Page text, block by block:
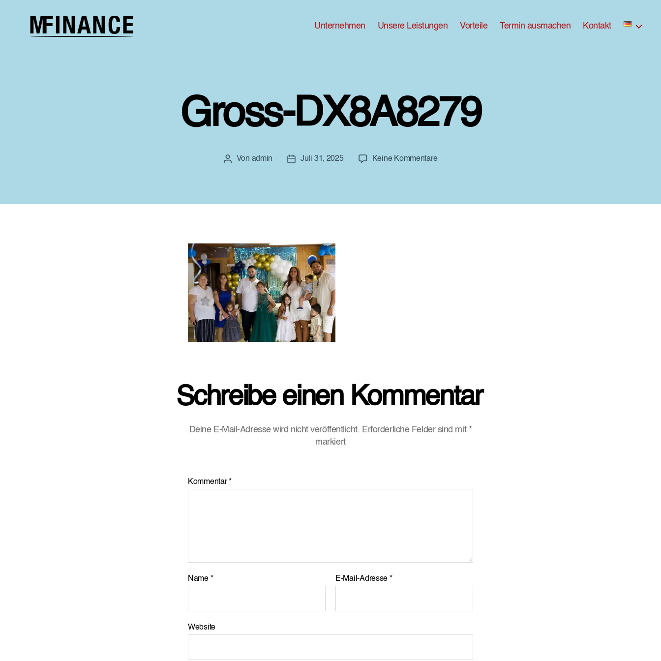
Unternehmen Unsere Leistungen Vorteile Termin ausmachen Kontakt
Gross-DX8A8279
Beitragsautor
Von admin Beitragsdatum
Juli 31, 2025 Keine Kommentarezu
Schreibe einen Kommentar
Deine E-Mail-Adresse wird nicht veröffentlicht. Erforderliche Felder sind mit *
markiert
Kommentar*
Name * E-Mail-Adresse *
Website